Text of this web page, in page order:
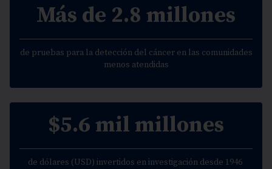
Más de 2.8 millones
de pruebas para la detección del cáncer en las comunidades
menos atendidas
$5.6 mil millones
de dólares (USD) invertidos en investigación desde 1946